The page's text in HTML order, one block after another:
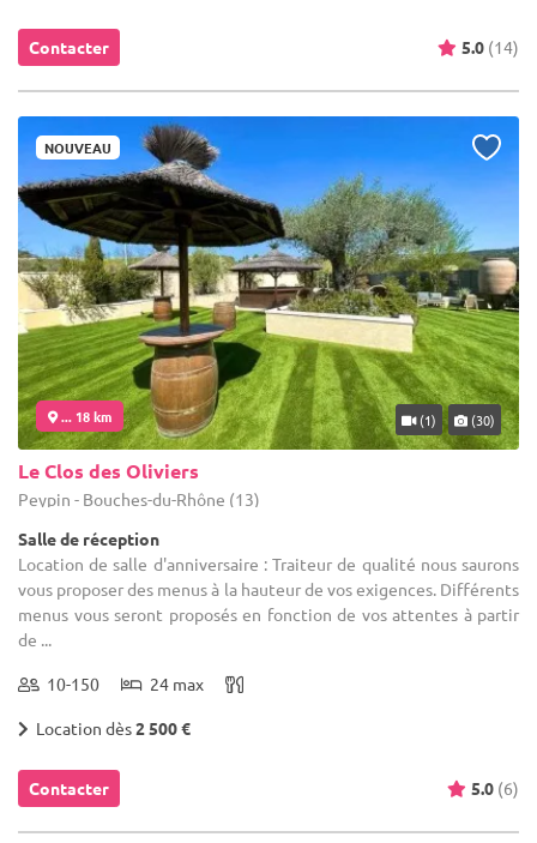
Contacter 5.0 (14)
NOUVEAU
... 18 km (1) (30)
Le Clos des Oliviers
Peypin - Bouches-du-Rhône (13)
Salle de réception
Location de salle d'anniversaire : Traiteur de qualité nous saurons
vous proposer des menus à la hauteur de vos exigences. Différents
menus vous seront proposés en fonction de vos attentes à partir
de ...
10-150 24 max
Location dès2 500 €
Contacter 5.0 (6)